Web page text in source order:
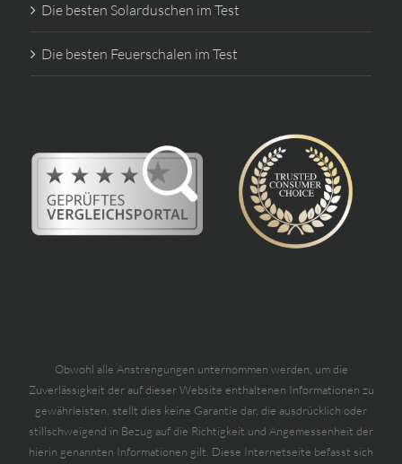
Die besten Solarduschen im Test
Die besten Feuerschalen im Test
Obwohl alle Anstrengungen unternommen werden, um die
Zuverlässigkeit der auf dieser Website enthaltenen Informationen zu
gewährleisten, stellt dies keine Garantie dar, die ausdrücklich oder
stillschweigend in Bezug auf die Richtigkeit und Angemessenheit der
hierin genannten Informationen gilt. Diese Internetseite befasst sich